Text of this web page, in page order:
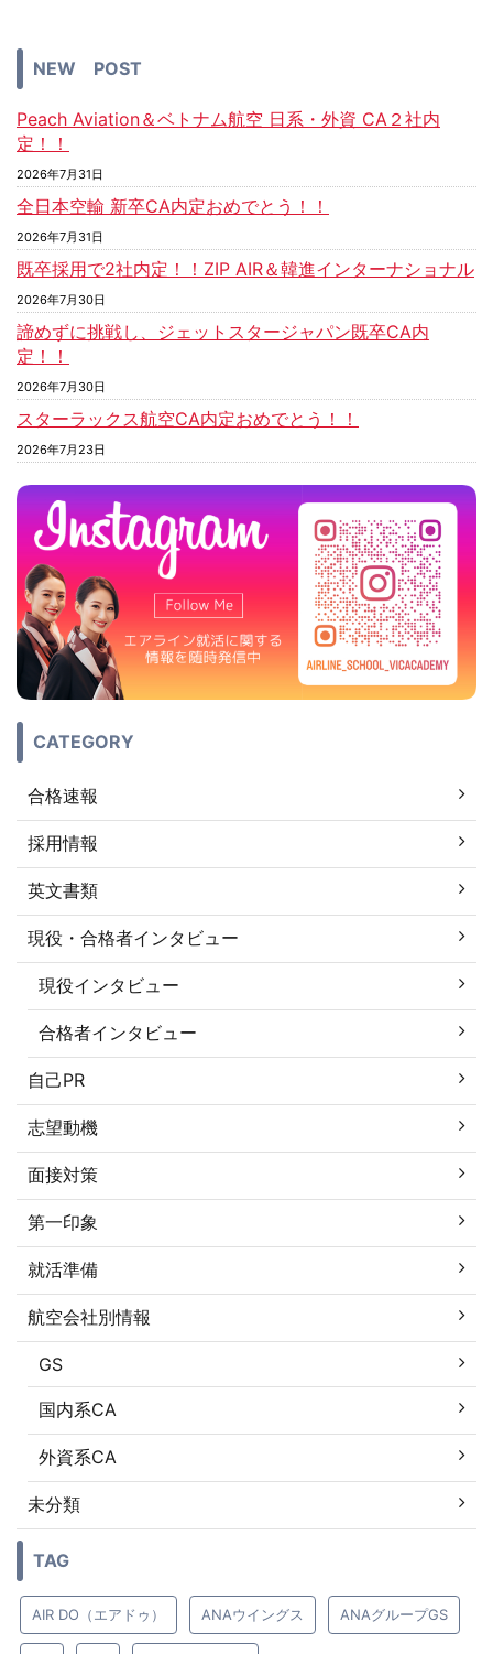
NEW POST
Peach Aviation＆ベトナム航空 日系・外資 CA２社内
定！！
2026年7月31日
全日本空輸 新卒CA内定おめでとう！！
2026年7月31日
既卒採用で2社内定！！ZIP AIR＆韓進インターナショナル
2026年7月30日
諦めずに挑戦し、ジェットスタージャパン既卒CA内
定！！
2026年7月30日
スターラックス航空CA内定おめでとう！！
2026年7月23日
CATEGORY
合格速報
採用情報
英文書類
現役・合格者インタビュー
現役インタビュー
合格者インタビュー
自己PR
志望動機
面接対策
第一印象
就活準備
航空会社別情報
GS
国内系CA
外資系CA
未分類
TAG
AIR DO（エアドゥ） ANAウイングス ANAグループGS